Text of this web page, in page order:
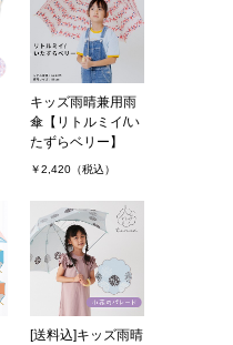
キッズ雨晴兼用雨
傘【リトルミイ/い
たずらベリー】
￥2,420（税込）
[送料込]キッズ雨晴